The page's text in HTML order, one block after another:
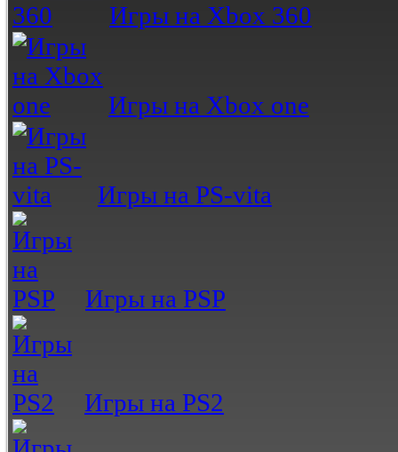
Игры на Xbox 360
Игры на Xbox one
Игры на PS-vita
Игры на PSP
Игры на PS2